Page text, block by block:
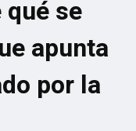
se
apunta
por la